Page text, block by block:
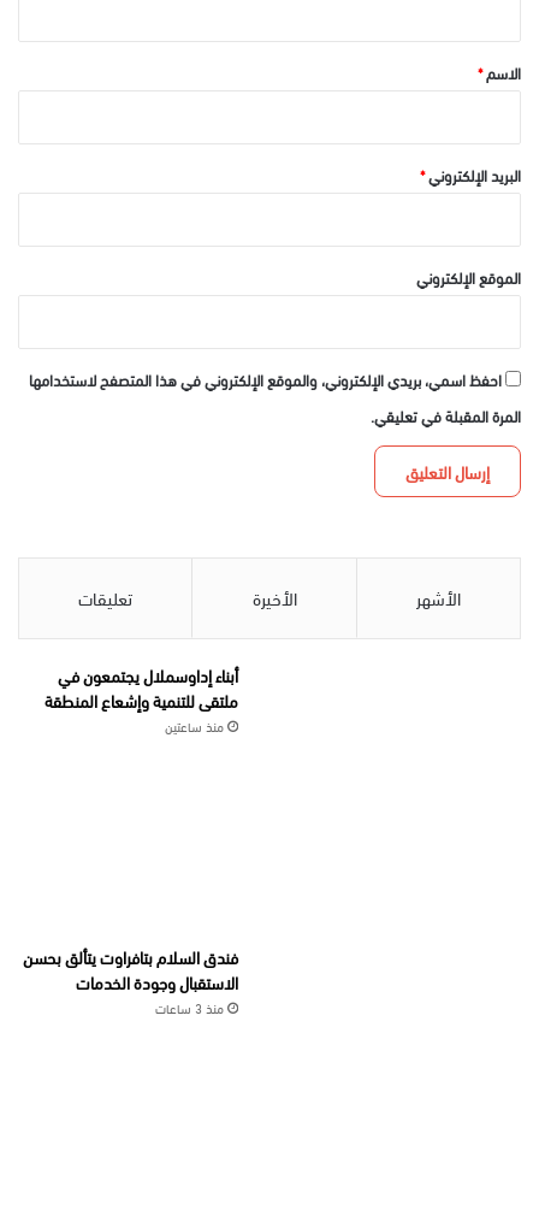
*الاسم*
البريد الإلكتروني*
الموقع الإلكتروني
احفظ اسمي، بريدي الإلكتروني، والموقع الإلكتروني في هذا المتصفح لاستخدامها
المرة المقبلة في تعليقي.
الأشهر الأخيرة تعليقات
أبناء إداوسملال يجتمعون في
ملتقى للتنمية وإشعاع المنطقة
منذ ساعتين
فندق السلام بتافراوت يتألق بحسن
الاستقبال وجودة الخدمات
منذ 3 ساعات